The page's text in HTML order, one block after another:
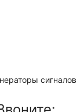
сигналов